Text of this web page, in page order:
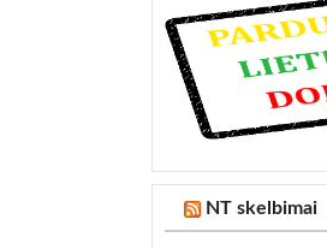
NT skelbimai